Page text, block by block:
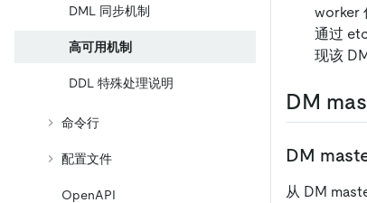
DML 同步机制
高可用机制
DDL 特殊处理说明
命令行
配置文件
OpenAPI
worker
通过
现该
DM
DM
从 DM